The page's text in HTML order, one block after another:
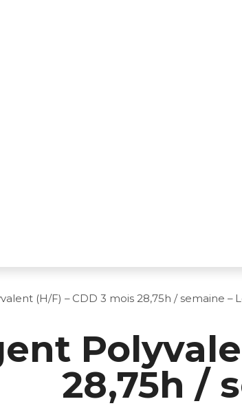
(H/F) – CDD 3 mois 28,75h / semaine –
28,75h /